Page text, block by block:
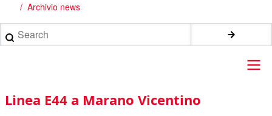
Briciole
di
pane
Archivio news
Search
Main
navigation
Linea E44 a Marano Vicentino